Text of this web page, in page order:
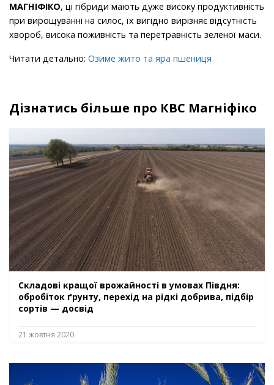
МАГНІФІКО, ці гібриди мають дуже високу продуктивність
при вирощуванні на силос, їх вигідно вирізняє відсутність
хвороб, висока поживність та перетравність зеленої маси.
Читати детально: Озиме жито та яра пшениця
Дізнатись більше про КВС Магніфіко
Складові кращої врожайності в умовах Півдня:
обробіток ґрунту, перехід на рідкі добрива, підбір
сортів — досвід
21 жовтня 2020